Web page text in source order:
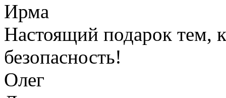
Ирма
Настоящий подарок тем,
безопасность!
Олег